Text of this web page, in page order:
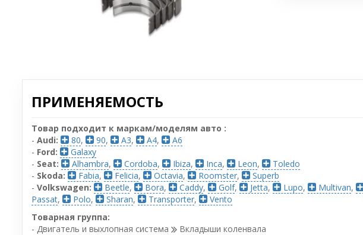
ПРИМЕНЯЕМОСТЬ
Товар подходит к маркам/моделям авто :
- Audi: 80, 90, A3, A4,
A6
- Ford:
Galaxy
- Seat: Alhambra, Cordoba, Ibiza, Inca, Leon,
Toledo
- Skoda: Fabia, Felicia, Octavia, Roomster,
Superb
- Volkswagen: Beetle, Bora, Caddy, Golf, Jetta, Lupo, Multivan,
Passat, Polo, Sharan, Transporter,
Vento
Товарная группа:
- Двигатель и выхлопная система
Вкладыши коленвала